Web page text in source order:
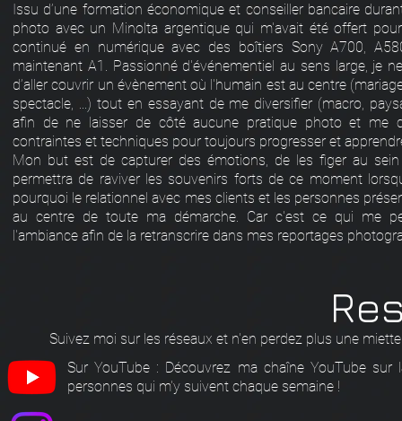
Issu d’une formation économique et conseiller bancaire
photo avec un Minolta argentique qui m'avait été offert
continué en numérique avec des boîtiers Sony A700,
maintenant A1. Passionné d'événementiel au sens large, je
d’aller couvrir un évènement où l'humain est au centre
spectacle, ...) tout en essayant de me diversifier (macro,
afin de ne laisser de côté aucune pratique photo et me
contraintes et techniques pour toujours progresser et
Mon but est de capturer des émotions, de les figer au
permettra de raviver les souvenirs forts de ce moment
pourquoi le relationnel avec mes clients et les personnes
au centre de toute ma démarche. Car c'est ce qui me
l'ambiance afin de la retranscrire dans mes reportages
Suivez moi sur les réseaux et n'en perdez plus une
Sur YouTube : Découvrez ma chaîne YouTube
personnes qui m'y suivent chaque semaine !